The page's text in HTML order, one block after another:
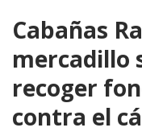
Cabañas
mercadillo
recoger
contra el